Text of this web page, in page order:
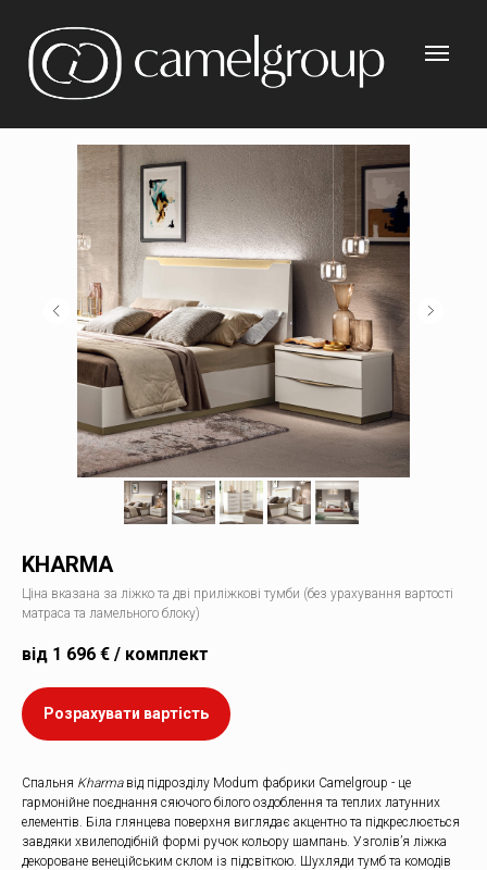
KHARMA
Ціна вказана за ліжко та дві приліжкові тумби (без урахування вартості
матраса та ламельного блоку)
від 1 696 € / комплект
Розрахувати вартість
Спальня Kharmaвід підрозділу Modum фабрики Camelgroup - це
гармонійне поєднання сяючого білого оздоблення та теплих латунних
елементів. Біла глянцева поверхня виглядає акцентно та підкреслюється
завдяки хвилеподібній формі ручок кольору шампань. Узголів’я ліжка
декороване венеційським склом із підсвіткою. Шухляди тумб та комодів